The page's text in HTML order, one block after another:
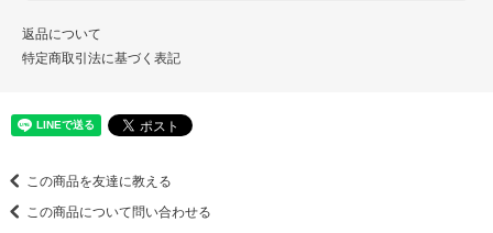
返品について
特定商取引法に基づく表記
この商品を友達に教える
この商品について問い合わせる